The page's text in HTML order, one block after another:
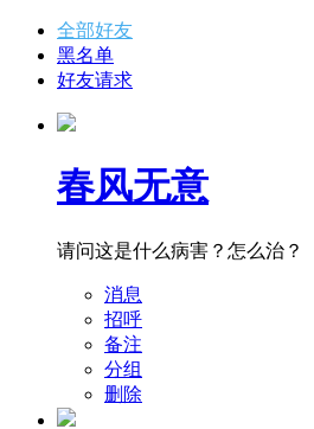
全部好友
黑名单
好友请求
春风无意
请问这是什么病害？怎么治？
消息
招呼
备注
分组
删除